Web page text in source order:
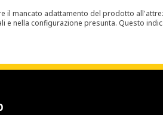
mancato adattamento del prodotto
e nella configurazione presunta. Questo